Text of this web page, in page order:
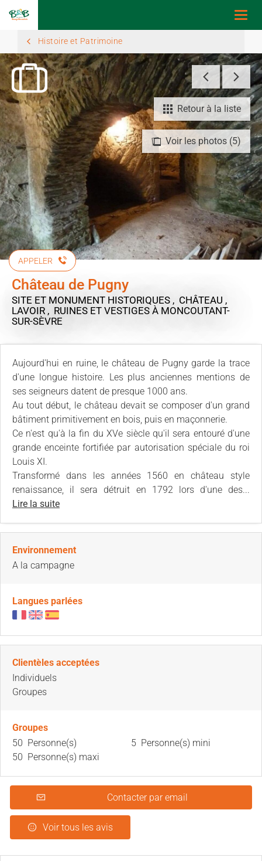
Histoire et Patrimoine
Voir les photos (5)
Retour à la liste
APPELER
Château de Pugny
SITE ET MONUMENT HISTORIQUES , CHÂTEAU ,
LAVOIR , RUINES ET VESTIGES À MONCOUTANT-
SUR-SÈVRE
Aujourd'hui en ruine, le château de Pugny garde la trace
d'une longue histoire. Les plus anciennes mentions de
ses seigneurs datent de presque 1000 ans.
Au tout début, le château devait se composer d'un grand
bâtiment primitivement en bois, puis en maçonnerie.
Ce n'est qu'à la fin du XVe siècle qu'il sera entouré d'une
grande enceinte fortifiée par autorisation spéciale du roi
Louis XI.
Transformé dans les années 1560 en château style
renaissance, il sera détruit en 1792 lors d'une des...
Lire la suite
Environnement
A la campagne
Langues parlées
Clientèles acceptées
Individuels
Groupes
Groupes
50 Personne(s)
5 Personne(s) mini
50 Personne(s) maxi
Contacter par email
Voir tous les avis